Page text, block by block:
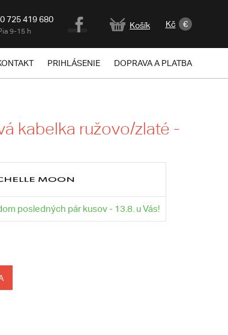
725 419 680
9-15 h
Košík Kč €
PRIHLÁSENIE DOPRAVA A PLATBA
kabelka ružovo/zlaté -
posledných pár kusov - 13.8. u Vás!